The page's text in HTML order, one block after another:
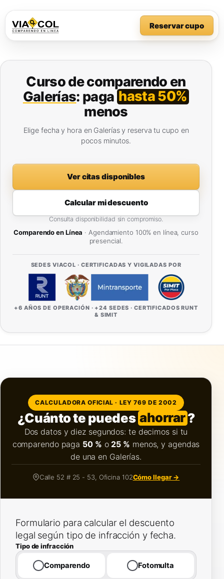
Reservar cupo
Curso de comparendo en
Galerías: paga hasta 50%
menos
Elige fecha y hora en Galerías y reserva tu cupo en
pocos minutos.
Ver citas disponibles
Calcular mi descuento
Consulta disponibilidad sin compromiso.
Comparendo en Línea · Agendamiento 100% en línea, curso
presencial.
SEDES VIACOL · CERTIFICADAS Y VIGILADAS POR
+6 AÑOS DE OPERACIÓN · +24 SEDES · CERTIFICADOS RUNT
& SIMIT
CALCULADORA OFICIAL · LEY 769 DE 2002
¿Cuánto te puedes ahorrar?
Dos datos y diez segundos: te decimos si tu
comparendo paga 50 % o 25 % menos, y agendas
de una en Galerías.
Calle 52 # 25 - 53, Oficina 102Cómo llegar →
Formulario para calcular el descuento
legal según tipo de infracción y fecha.
Tipo de infracción
Comparendo Fotomulta